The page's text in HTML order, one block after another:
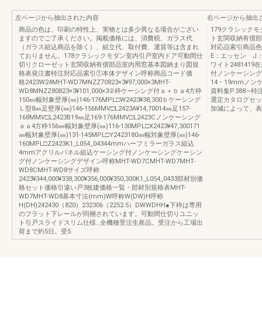
左ページから抽出された内容
商品の色は、印刷の特性上、実物とは多少異なる場合がござい
ますのでご了承ください。掲載価格には、消費税、ガラス代
（ガラス組込商品を除く）、組立代、取付費、運賃等は含まれ
ておりません。178クラシックモダン室内引戸室内ドア可動間仕
切りクローゼット玄関収納有償部品室内用窓基本図納まり図規
格表発注書特注対応品索引①本体デザイン呼称商品コード価
格2423W24MHT-WD7MNZZ70823×3¥97,000×3MHT-
WD8MNZZ80823×3¥101,000×3②枠ケーシング付ａ＋ｂａ4方枠
150㎜幅対象壁厚(㎜)146-176MPL□W2423¥38,300ｂケーシング
Ｌ型8㎜足壁厚(㎜)146-156MMV□L2423A¥14,70014㎜足157-
168MMV□L2423B19㎜足169-176MMV□L2423Cノンケーシング
ａａ4方枠156㎜幅対象壁厚(㎜)116-130MPL□X2423¥47,300171
㎜幅対象壁厚(㎜)131-145MPL□Y2423180㎜幅対象壁厚(㎜)146-
160MPL□Z2423K1_L054_04344mmハーフミラーガラス組込
4mmアクリルパネル組込ケーシング付ノンケーシングケーシン
グ付ノンケーシングデザイン呼称MHT-WD7CMHT-WD7MHT-
WD8CMHT-WD8サイズ呼称
2423¥344,000¥338,300¥356,000¥350,300K1_L054_0433部材別価
格セット価格引違い戸3枚建価格一覧・部材別規格表MHT-
WD7MHT-WD8基本寸法(mm)W呼称W(DW)H呼称
H(DH)242430（820）232306（2252.5）DWWDHH●下枠は専用
のフラット下レールが同梱されています。可動間仕切りユニッ
ト引戸スライドスリム仕様…全機種受注生産品。受注から工場出
荷まで約5日。受5
右ページから抽出
179クラシック
ト玄関収納有償
対応品索引商品
E：エッセン J
ワイト2481419
付ノンケーシン
14・19mmノン
資料集P.388∼特
選定カタログセ
加減によって、